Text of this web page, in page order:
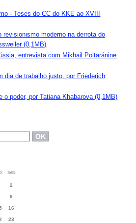
- Teses do CC do KKE ao XVIII
revisionismo moderno na derrota do
(0,1MB)
entrevista com Mikhail Poltaránine
dia de trabalho justo, por Friederich
o poder, por Tatiana Khabarova (0,1MB)
SAB
2
9
16
23